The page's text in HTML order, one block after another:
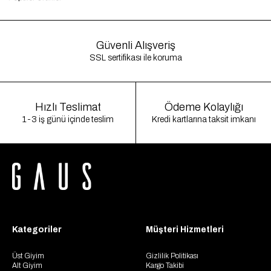
Güvenli Alışveriş
SSL sertifikası ile koruma
Hızlı Teslimat
1-3 iş günü içinde teslim
Ödeme Kolaylığı
Kredi kartlarına taksit imkanı
Kategoriler
Üst Giyim
Alt Giyim
Müşteri Hizmetleri
Gizlilik Politikası
Kargo Takibi